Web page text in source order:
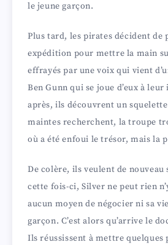
le jeune garçon.
Plus tard, les pirates décident de
expédition pour mettre la main
effrayés par une voix qui vient
Ben Gunn qui se joue d’eux à
après, ils découvrent un
maintes recherchent, la troupe
où a été enfoui le trésor, mais la
De colère, ils veulent de
cette fois-ci, Silver ne peut rien
aucun moyen de négocier ni sa
garçon. C’est alors qu’arrive le
Ils réussissent à mettre quelques